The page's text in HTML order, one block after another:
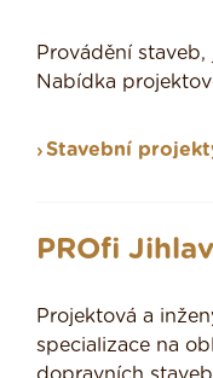
Provádění
Nabídka
Stavební
PROfi
Projektová a
specializace na